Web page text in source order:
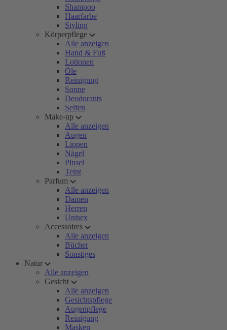
Shampoo
Haarfarbe
Styling
Körperpflege
Alle anzeigen
Hand & Fuß
Lotionen
Öle
Reinigung
Sonne
Deodorants
Seifen
Make-up
Alle anzeigen
Augen
Lippen
Nägel
Pinsel
Teint
Parfum
Alle anzeigen
Damen
Herren
Unisex
Accessoires
Alle anzeigen
Bücher
Sonstiges
Natur
Alle anzeigen
Gesicht
Alle anzeigen
Gesichtspflege
Augenpflege
Reinigung
Masken